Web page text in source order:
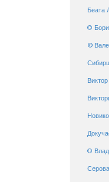
Беата
©
©
©
Серова